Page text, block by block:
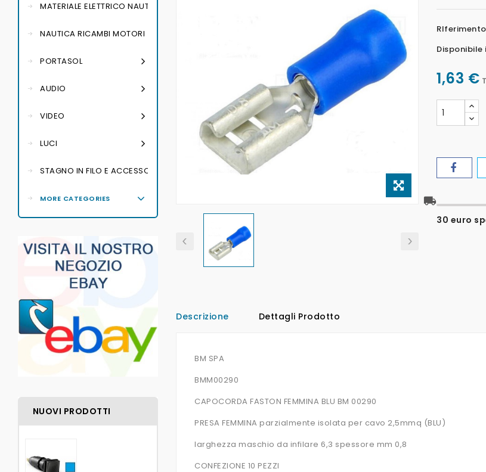
MATERIALE ELETTRICO NAUTICO
NAUTICA RICAMBI MOTORI
PORTASOL
AUDIO
VIDEO
LUCI
STAGNO IN FILO E ACCESSORI PER SALDATURA
MORE CATEGORIES
NUOVI PRODOTTI
Disponibile
1,63 €
local_shipping
30 euro
Descrizione Dettagli Prodotto
BM SPA
BMM00290
CAPOCORDA FASTON FEMMINA BLU BM 00290
PRESA FEMMINA parzialmente isolata per cavo 2,5mmq (BLU)
larghezza maschio da infilare 6,3 spessore mm 0,8
CONFEZIONE 10 PEZZI